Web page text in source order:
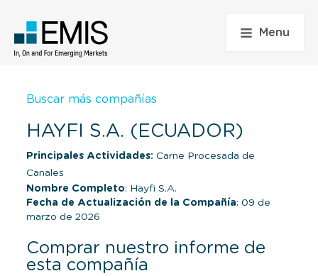
Menu
Buscar más compañías
HAYFI S.A. (ECUADOR)
Principales Actividades: Carne Procesada de
Canales
Nombre Completo: Hayfi S.A.
Fecha de Actualización de la Compañía: 09 de
marzo de 2026
Comprar nuestro informe de
esta compañía